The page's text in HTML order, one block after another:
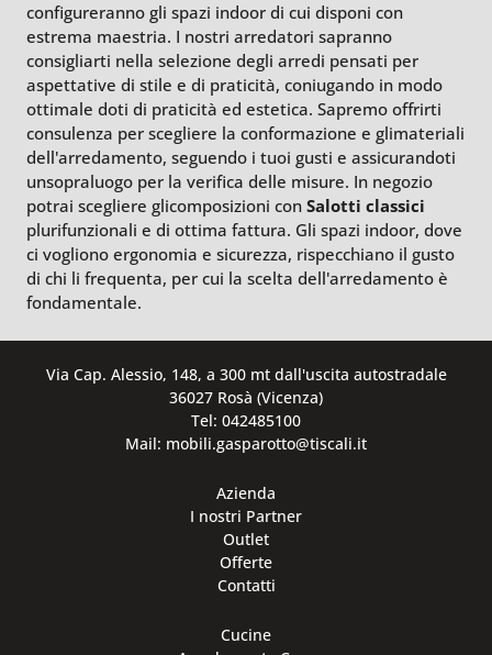
configureranno gli spazi indoor di cui disponi con
estrema maestria. I nostri arredatori sapranno
consigliarti nella selezione degli arredi pensati per
aspettative di stile e di praticità, coniugando in modo
ottimale doti di praticità ed estetica. Sapremo offrirti
consulenza per scegliere la conformazione e glimateriali
dell'arredamento, seguendo i tuoi gusti e assicurandoti
unsopraluogo per la verifica delle misure. In negozio
potrai scegliere glicomposizioni con Salotti classici
plurifunzionali e di ottima fattura. Gli spazi indoor, dove
ci vogliono ergonomia e sicurezza, rispecchiano il gusto
di chi li frequenta, per cui la scelta dell'arredamento è
fondamentale.
Via Cap. Alessio, 148, a 300 mt dall'uscita autostradale
36027 Rosà (Vicenza)
Tel: 042485100
Mail: mobili.gasparotto@tiscali.it
Azienda
I nostri Partner
Outlet
Offerte
Contatti
Cucine